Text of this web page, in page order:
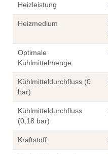
Heizleistung
Heizmedium
Optimale
Kühlmittelmenge
Kühlmitteldurchfluss (0
bar)
Kühlmitteldurchfluss
(0,18 bar)
Kraftstoff